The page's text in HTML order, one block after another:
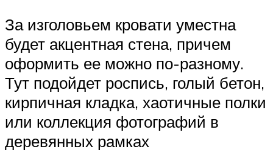
За изголовьем кровати уместна
будет акцентная стена, причем
оформить ее можно по-разному.
Тут подойдет роспись, голый бетон,
кирпичная кладка, хаотичные полки
или коллекция фотографий в
деревянных рамках